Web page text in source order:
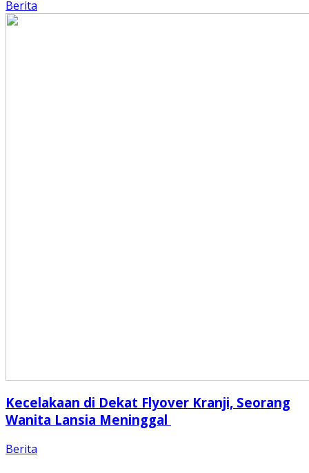
Berita
Kecelakaan di Dekat Flyover Kranji, Seorang
Wanita Lansia Meninggal
Berita